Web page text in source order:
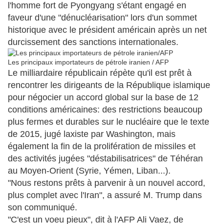
l'homme fort de Pyongyang s'étant engagé en
faveur d'une "dénucléarisation" lors d'un sommet
historique avec le président américain après un net
durcissement des sanctions internationales.
Les principaux importateurs de pétrole iranien / AFP
Le milliardaire républicain répète qu'il est prêt à
rencontrer les dirigeants de la République islamique
pour négocier un accord global sur la base de 12
conditions américaines: des restrictions beaucoup
plus fermes et durables sur le nucléaire que le texte
de 2015, jugé laxiste par Washington, mais
également la fin de la prolifération de missiles et
des activités jugées "déstabilisatrices" de Téhéran
au Moyen-Orient (Syrie, Yémen, Liban...).
"Nous restons prêts à parvenir à un nouvel accord,
plus complet avec l'Iran", a assuré M. Trump dans
son communiqué.
"C'est un voeu pieux", dit à l'AFP Ali Vaez, de